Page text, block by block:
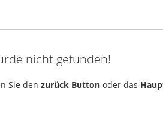
nicht gefunden!
Sie den zurück Button oder das